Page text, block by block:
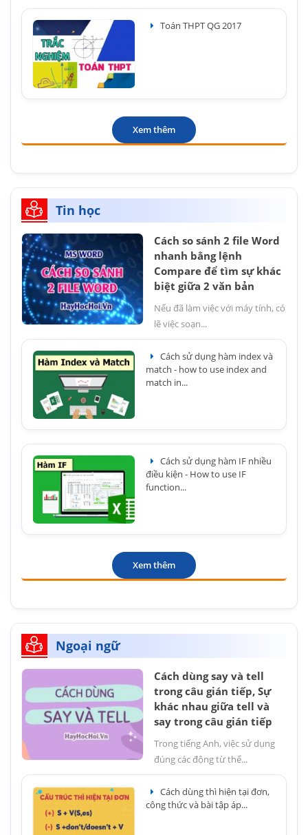
Toán THPT QG 2017
Xem thêm
Tin học
Cách so sánh 2 file Word
nhanh bằng lệnh
Compare để tìm sự khác
biệt giữa 2 văn bản
Nếu đã làm việc với máy tính, có
lẽ việc soạn...
Cách sử dụng hàm index và
match - how to use index and
match in...
Cách sử dụng hàm IF nhiều
điều kiện - How to use IF
function...
Xem thêm
Ngoại ngữ
Cách dùng say và tell
trong câu gián tiếp, Sự
khác nhau giữa tell và
say trong câu gián tiếp
Trong tiếng Anh, việc sử dụng
đúng các động từ thể...
Cách dùng thì hiện tại đơn,
công thức và bài tập áp...